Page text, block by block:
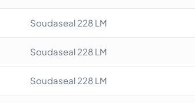
Soudaseal 228 LM
Soudaseal 228 LM
Soudaseal 228 LM